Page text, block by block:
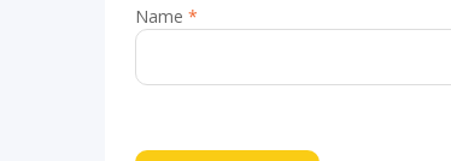
Name *